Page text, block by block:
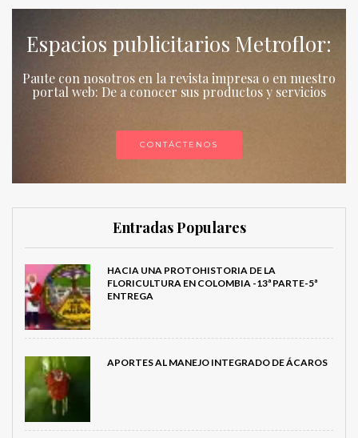
Espacios publicitarios Metroflor:
Paute con nosotros en la revista impresa o en nuestro
portal web: De a conocer sus productos y servicios
CONTÁCTENOS
Entradas Populares
HACIA UNA PROTOHISTORIA DE LA
FLORICULTURA EN COLOMBIA -13ª PARTE-5ª
ENTREGA
APORTES AL MANEJO INTEGRADO DE ÁCAROS